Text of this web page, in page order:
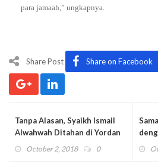
para jamaah,” ungkapnya.
Share Post Share on Facebook
Tanpa Alasan, Syaikh Ismail
Alwahwah Ditahan di Yordan
October 2, 2018 0